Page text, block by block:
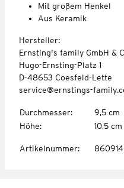
Mit großem Henkel
Aus Keramik
Hersteller:
Ernsting's family GmbH &
Hugo-Ernsting-Platz 1
D-48653 Coesfeld-Lette
service@ernstings-
Durchmesser:
9,5 cm
Höhe: 10,5 cm
Artikelnummer: